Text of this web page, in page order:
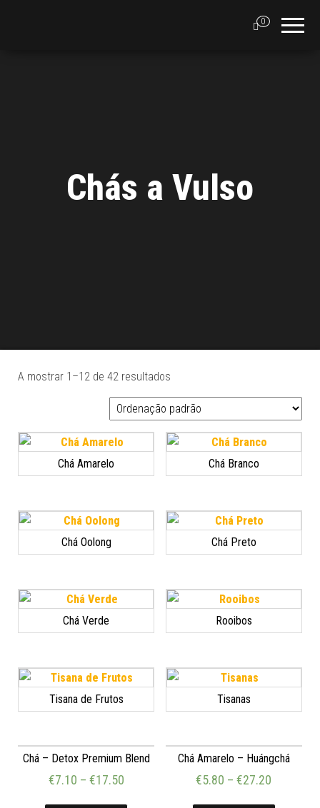
0
Chás a Vulso
A mostrar 1–12 de 42 resultados
Chá Amarelo Chá Branco
Chá Oolong Chá Preto
Chá Verde Rooibos
Tisana de Frutos Tisanas
Chá – Detox Premium Blend
€7.10 – €17.50
Chá Amarelo – Huángchá
€5.80 –€27.20